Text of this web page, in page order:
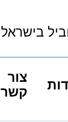
בישראל
צור
קשר